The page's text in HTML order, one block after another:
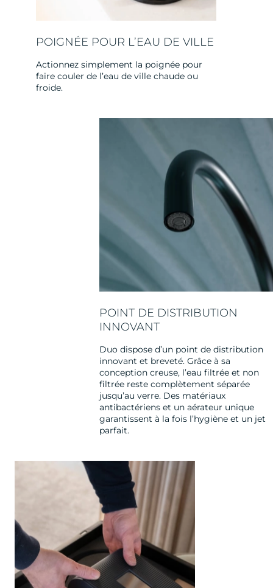
POIGNÉE POUR L’EAU DE VILLE
Actionnez simplement la poignée pour
faire couler de l’eau de ville chaude ou
froide.
POINT DE DISTRIBUTION
INNOVANT
Duo dispose d’un point de distribution
innovant et breveté. Grâce à sa
conception creuse, l’eau filtrée et non
filtrée reste complètement séparée
jusqu’au verre. Des matériaux
antibactériens et un aérateur unique
garantissent à la fois l’hygiène et un jet
parfait.